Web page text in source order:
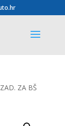
ZA BŠ